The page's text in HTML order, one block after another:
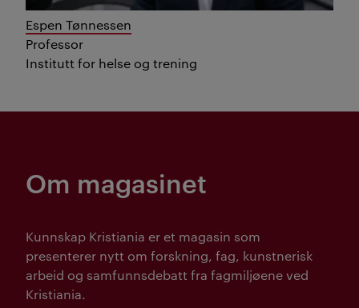
Espen Tønnessen
Professor
Institutt for helse og trening
Om magasinet
Kunnskap Kristiania er et magasin som
presenterer nytt om forskning, fag, kunstnerisk
arbeid og samfunnsdebatt fra fagmiljøene ved
Kristiania.